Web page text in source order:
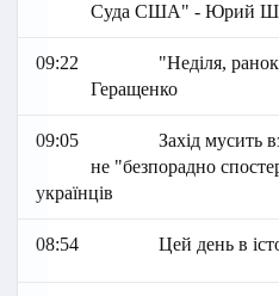
Суда США" - Юрий
09:22
"Неділя,
Геращенко
09:05
Захід мусить
не "безпорадно
українців
08:54 Цей день в